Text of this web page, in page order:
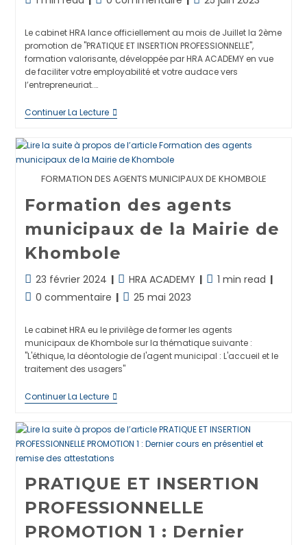
publication :
lecture :
la
publication :
Le cabinet HRA lance officiellement au mois de Juillet la 2ème
promotion de "PRATIQUE ET INSERTION PROFESSIONNELLE",
formation valorisante, développée par HRA ACADEMY en vue
de faciliter votre employabilité et votre audace vers
l’entrepreneuriat.…
Continuer La LectureLancement
De
2ème
Promotion
De
« PRATIQUE
INSERTION
PROFESSIONNELLE »
FORMATION DES AGENTS MUNICIPAUX DE KHOMBOLE
Formation des agents
municipaux de la Mairie de
Khombole
Dernière
modification
publication :
23 février 2024
Post
category:
HRA ACADEMY
Temps
1 min read
Commentaires
la
publication :
0 commentaire
Publication
25 mai 2023
Le cabinet HRA eu le privilège de former les agents
municipaux de Khombole sur la thématique suivante :
"L'éthique, la déontologie de l'agent municipal : L'accueil et le
traitement des usagers"
Continuer La LectureFormation
Des
Municipaux
De
Mairie
Khombole
PRATIQUE ET INSERTION
PROFESSIONNELLE
PROMOTION 1 : Dernier